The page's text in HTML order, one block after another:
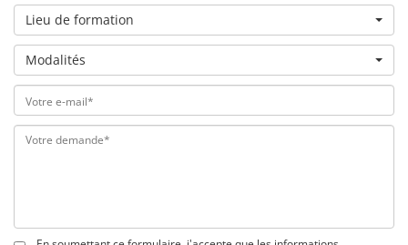
Lieu de formation
Modalités